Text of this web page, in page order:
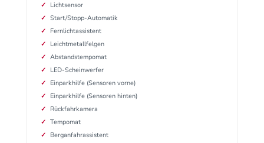
Lichtsensor
Start/Stopp-Automatik
Fernlichtassistent
Leichtmetallfelgen
Abstandstempomat
LED-Scheinwerfer
Einparkhilfe (Sensoren vorne)
Einparkhilfe (Sensoren hinten)
Rückfahrkamera
Tempomat
Berganfahrassistent